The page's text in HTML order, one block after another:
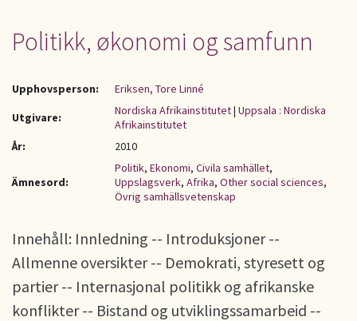
Politikk, økonomi og samfunn
Upphovsperson:
Eriksen, Tore Linné
Utgivare:
Nordiska Afrikainstitutet| Uppsala : Nordiska
Afrikainstitutet
År:
2010
Ämnesord:
Politik, Ekonomi, Civila samhället,
Uppslagsverk, Afrika, Other social sciences,
Övrig samhällsvetenskap
Innehåll: Innledning -- Introduksjoner --
Allmenne oversikter -- Demokrati, styresett og
partier -- Internasjonal politikk og afrikanske
konflikter -- Bistand og utviklingssamarbeid --